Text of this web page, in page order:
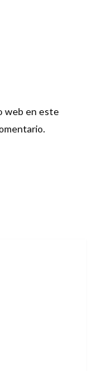
web en este